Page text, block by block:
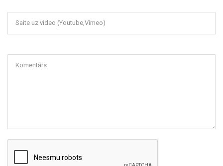
Saite uz video (Youtube,Vimeo)
Komentārs